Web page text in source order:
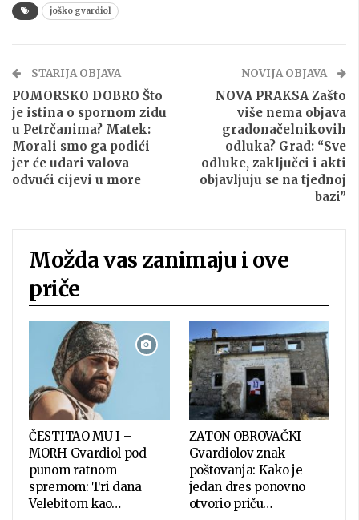
joško gvardiol
STARIJA OBJAVA
POMORSKO DOBRO Što
je istina o spornom zidu
u Petrčanima? Matek:
Morali smo ga podići
jer će udari valova
odvući cijevi u more
NOVIJA OBJAVA
NOVA PRAKSA Zašto
više nema objava
gradonačelnikovih
odluka? Grad: “Sve
odluke, zaključci i akti
objavljuju se na tjednoj
bazi”
Možda vas zanimaju i ove
priče
ČESTITAO MU I –
MORH Gvardiol pod
punom ratnom
spremom: Tri dana
Velebitom kao…
ZATON OBROVAČKI
Gvardiolov znak
poštovanja: Kako je
jedan dres ponovno
otvorio priču…